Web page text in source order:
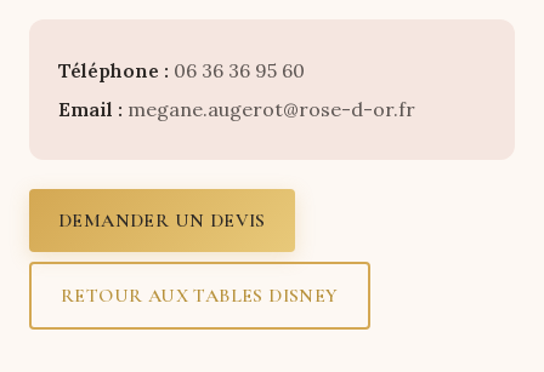
Téléphone : 06 36 36 95 60
Email : megane.augerot@rose-d-or.fr
DEMANDER UN DEVIS
RETOUR AUX TABLES DISNEY